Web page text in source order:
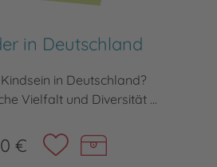
in Deutschland
in Deutschland?
Vielfalt und Diversität ...
€